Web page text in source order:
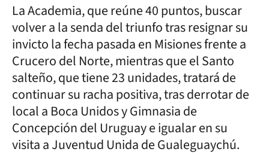
La Academia, que reúne 40 puntos, buscar
volver a la senda del triunfo tras resignar su
invicto la fecha pasada en Misiones frente a
Crucero del Norte, mientras que el Santo
salteño, que tiene 23 unidades, tratará de
continuar su racha positiva, tras derrotar de
local a Boca Unidos y Gimnasia de
Concepción del Uruguay e igualar en su
visita a Juventud Unida de Gualeguaychú.